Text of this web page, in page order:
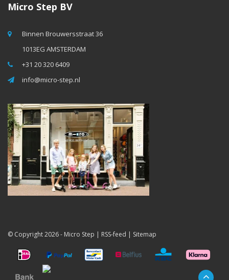
Micro Step BV
Binnen Brouwersstraat 36
1013EG AMSTERDAM
+31 20 320 6409
info@micro-step.nl
© Copyright 2026 - Micro Step | RSS-feed | Sitemap